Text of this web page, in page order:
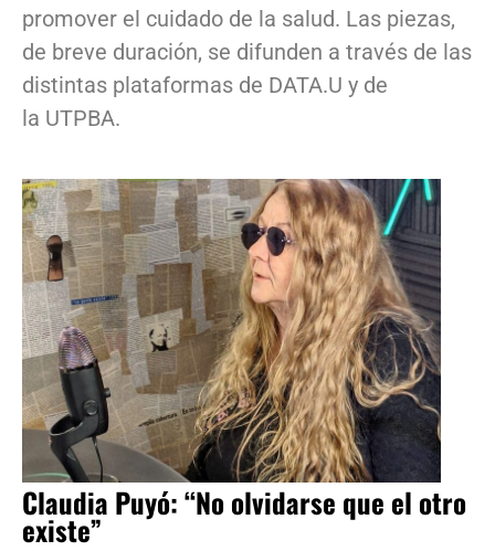
promover el cuidado de la salud. Las piezas,
de breve duración, se difunden a través de las
distintas plataformas de DATA.U y de
la UTPBA.
Claudia Puyó: “No olvidarse que el otro
existe”